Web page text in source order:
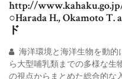
http://
○Harada H., Okamoto
ド
海洋環境と海洋生物を動
ら大型哺乳類までの多様な生
の視点からまとめた総合的な